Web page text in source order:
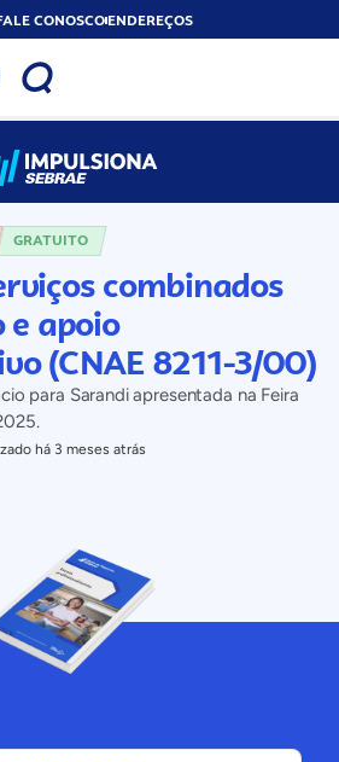
CONOSCOENDEREÇOS
GRATUITO
combinados
apoio
(CNAE 8211-3/00)
para Sarandi apresentada na Feira
há 3 meses atrás